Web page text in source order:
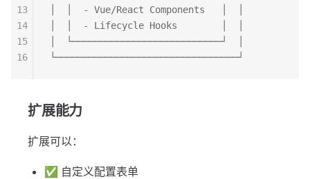
│  │  - Vue/React Components   │  │
│  │  - Lifecycle Hooks        │  │
│  └───────────────────────────┘  │
└─────────────────────────────────┘
13
14
15
16
扩展能力
扩展可以：
✅ 自定义配置表单